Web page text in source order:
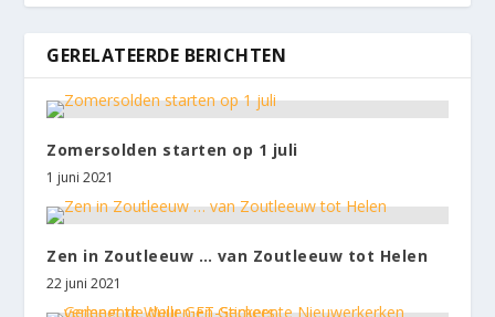
GERELATEERDE BERICHTEN
Zomersolden starten op 1 juli
1 juni 2021
Zen in Zoutleeuw … van Zoutleeuw tot Helen
22 juni 2021